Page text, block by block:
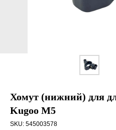
Хомут (нижний) для
Kugoo M5
SKU: 545003578